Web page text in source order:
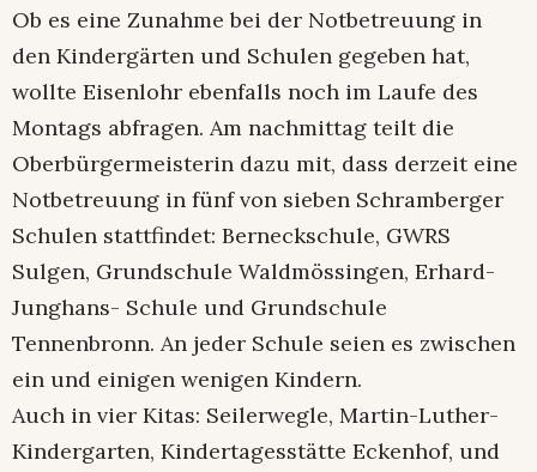
Ob es eine Zunahme bei der Notbetreuung in
den Kindergärten und Schulen gegeben hat,
wollte Eisenlohr ebenfalls noch im Laufe des
Montags abfragen. Am nachmittag teilt die
Oberbürgermeisterin dazu mit, dass derzeit eine
Notbetreuung in fünf von sieben Schramberger
Schulen stattfindet: Berneckschule, GWRS
Sulgen, Grundschule Waldmössingen, Erhard-
Junghans- Schule und Grundschule
Tennenbronn. An jeder Schule seien es zwischen
ein und einigen wenigen Kindern.
Auch in vier Kitas: Seilerwegle, Martin-Luther-
Kindergarten, Kindertagesstätte Eckenhof, und